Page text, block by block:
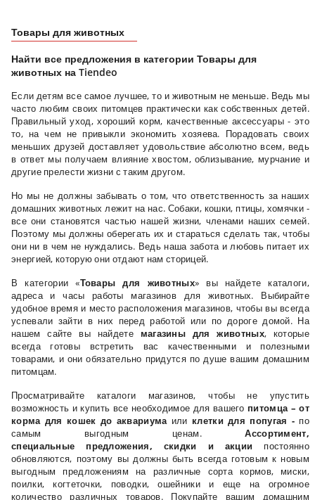
Товары для животных
Найти все предложения в категории Товары для
животных на Tiendeo
Если детям все самое лучшее, то и животным не меньше. Ведь мы
часто любим своих питомцев практически как собственных детей.
Правильный уход, хороший корм, качественные аксессуары - это
то, на чем не привыкли экономить хозяева. Порадовать своих
меньших друзей доставляет удовольствие абсолютно всем, ведь
в ответ мы получаем влияние хвостом, облизывание, мурчание и
другие прелести жизни с таким другом.
Но мы не должны забывать о том, что ответственность за наших
домашних животных лежит на нас. Собаки, кошки, птицы, хомячки -
все они становятся частью нашей жизни, членами наших семей.
Поэтому мы должны оберегать их и стараться сделать так, чтобы
они ни в чем не нуждались. Ведь наша забота и любовь питает их
энергией, которую они отдают нам сторицей.
В категории «Товары для животных» вы найдете каталоги,
адреса и часы работы магазинов для животных. Выбирайте
удобное время и место расположения магазинов, чтобы вы всегда
успевали зайти в них перед работой или по дороге домой. На
нашем сайте вы найдетемагазины для животных, которые
всегда готовы встретить вас качественными и полезными
товарами, и они обязательно придутся по душе вашим домашним
питомцам.
Просматривайте каталоги магазинов, чтобы не упустить
возможность и купить все необходимое для вашего питомца – от
корма для кошек до аквариума или клетки для попугая - по
самым выгодным ценам.Ассортимент,
специальные
предложения, скидки и акции постоянно
обновляются, поэтому вы должны быть всегда готовым к новым
выгодным предложениям на различные сорта кормов, миски,
поилки, когтеточки, поводки, ошейники и еще на огромное
количество различных товаров. Покупайте вашим домашним